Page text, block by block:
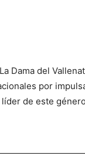
Dama del
por
de este